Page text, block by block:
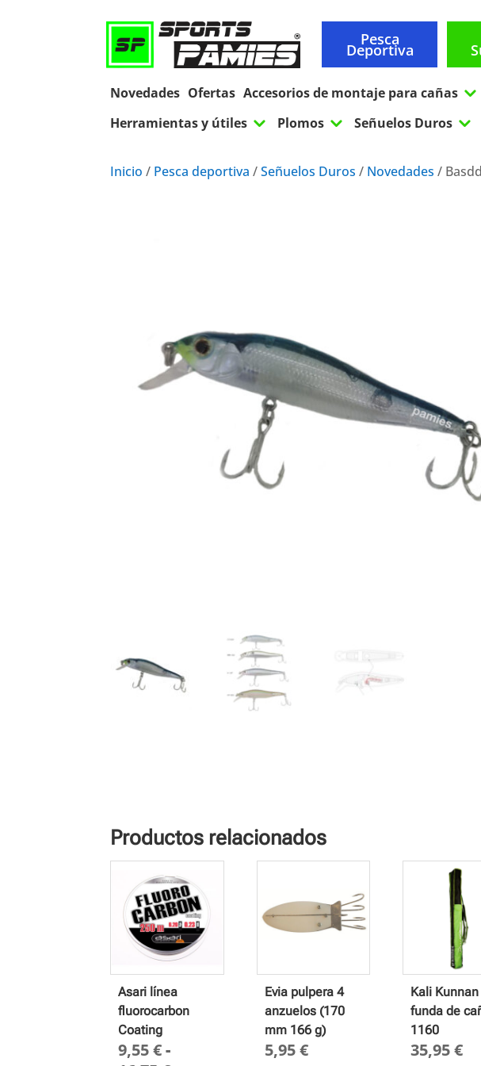
Pesca
Deportiva
Novedades Ofertas Accesorios de montaje para cañas 3
Herramientas y útiles 3 Plomos 3 Señuelos Duros 3
Inicio / Pesca deportiva /Señuelos Duros / Novedades /
Productos relacionados
Asari línea
fluorocarbon
Coating
9,55€ -
Evia pulpera 4
anzuelos (170
mm 166 g)
5,95€
Kali Kunnan
funda de
1160
35,95€